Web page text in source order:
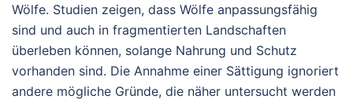
Wölfe. Studien zeigen, dass Wölfe anpassungsfähig
sind und auch in fragmentierten Landschaften
überleben können, solange Nahrung und Schutz
vorhanden sind. Die Annahme einer Sättigung ignoriert
andere mögliche Gründe, die näher untersucht werden